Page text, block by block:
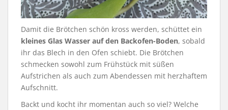
Damit die Brötchen schön kross werden, schüttet ein
kleines Glas Wasser auf den Backofen-Boden, sobald
ihr das Blech in den Ofen schiebt. Die Brötchen
schmecken sowohl zum Frühstück mit süßen
Aufstrichen als auch zum Abendessen mit herzhaftem
Aufschnitt.
Backt und kocht ihr momentan auch so viel? Welche